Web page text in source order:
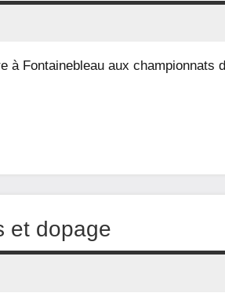
à Fontainebleau aux championnats d
et dopage